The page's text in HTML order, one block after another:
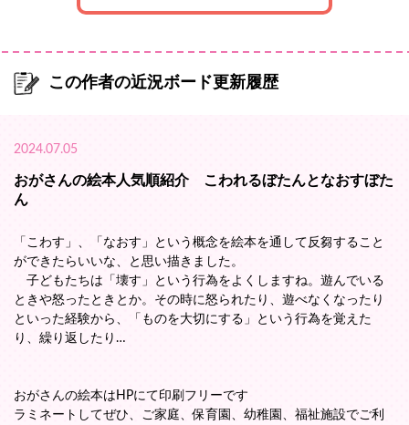
この作者の近況ボード更新履歴
2024.07.05
おがさんの絵本人気順紹介 こわれるぼたんとなおすぼた
ん
「こわす」、「なおす」という概念を絵本を通して反芻すること
ができたらいいな、と思い描きました。
子どもたちは「壊す」という行為をよくしますね。遊んでいる
ときや怒ったときとか。その時に怒られたり、遊べなくなったり
といった経験から、「ものを大切にする」という行為を覚えた
り、繰り返したり…
おがさんの絵本はHPにて印刷フリーです
ラミネートしてぜひ、ご家庭、保育園、幼稚園、福祉施設でご利